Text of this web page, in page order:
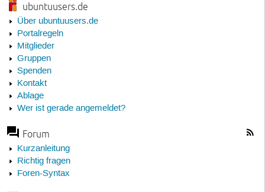
ubuntuusers.de
Über ubuntuusers.de
Portalregeln
Mitglieder
Gruppen
Spenden
Kontakt
Ablage
Wer ist gerade angemeldet?
Forum
Kurzanleitung
Richtig fragen
Foren-Syntax